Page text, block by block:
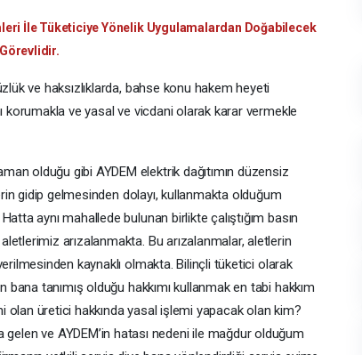
İle Tüketiciye Yönelik Uygulamalardan Doğabilecek
ve haksızlıklarda, bahse konu hakem heyeti
korumakla ve yasal ve vicdani olarak karar vermekle
olduğu gibi AYDEM elektrik dağıtımın düzensiz
gidip gelmesinden dolayı, kullanmakta olduğum
aynı mahallede bulunan birlikte çalıştığım basın
arızalanmakta. Bu arızalanmalar, aletlerin
kaynaklı olmakta. Bilinçli tüketici olarak
tanımış olduğu hakkımı kullanmak en tabi hakkım
olan üretici hakkında yasal işlemi yapacak olan kim?
ve AYDEM’in hatası nedeni ile mağdur olduğum